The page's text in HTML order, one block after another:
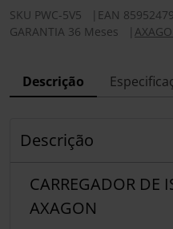
SKU PWC-5V5 EAN
GARANTIA 36 Meses
Descrição
Descrição
CARREGADOR DE
AXAGON